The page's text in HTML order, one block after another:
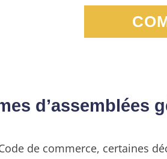
d’assemblées
de commerce, certaines